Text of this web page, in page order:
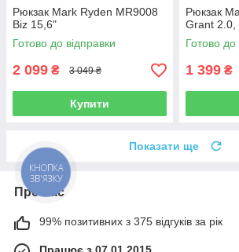
Рюкзак Mark Ryden MR9008
Biz 15,6"
Готово до відправки
2 099 ₴ 3 049 ₴
Купити
Рюкзак
Grant 2.0,
Готово до
1 399 ₴
Показати ще
Про нас
99% позитивних з 375 відгуків за рік